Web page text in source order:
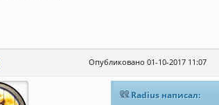
Опубликовано 01-10-2017 11:07
Radius написал: